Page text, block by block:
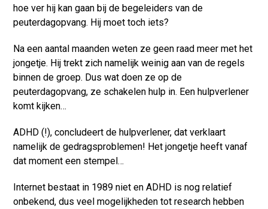
hoe ver hij kan gaan bij de begeleiders van de
peuterdagopvang. Hij moet toch iets?
Na een aantal maanden weten ze geen raad meer met het
jongetje. Hij trekt zich namelijk weinig aan van de regels
binnen de groep. Dus wat doen ze op de
peuterdagopvang, ze schakelen hulp in. Een hulpverlener
komt kijken…
ADHD (!), concludeert de hulpverlener, dat verklaart
namelijk de gedragsproblemen! Het jongetje heeft vanaf
dat moment een stempel…
Internet bestaat in 1989 niet en ADHD is nog relatief
onbekend, dus veel mogelijkheden tot research hebben